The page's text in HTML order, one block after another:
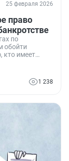
25 февраля 2026
право
по
обойти
кто имеет
и что делать,
преимущество.
1 238